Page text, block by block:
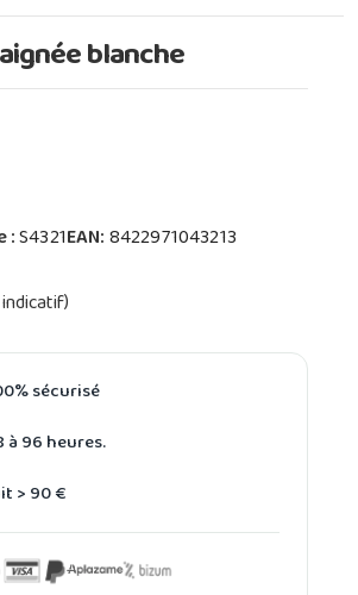
blanche
:S4321EAN:8422971043213
sécurisé
96 heures.
> 90 €